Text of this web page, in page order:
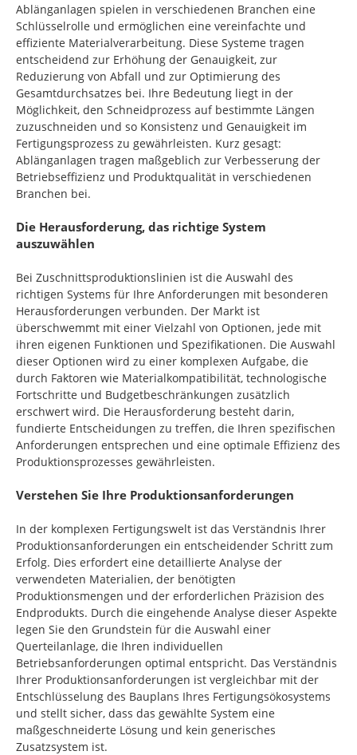
Ablänganlagen spielen in verschiedenen Branchen eine
Schlüsselrolle und ermöglichen eine vereinfachte und
effiziente Materialverarbeitung. Diese Systeme tragen
entscheidend zur Erhöhung der Genauigkeit, zur
Reduzierung von Abfall und zur Optimierung des
Gesamtdurchsatzes bei. Ihre Bedeutung liegt in der
Möglichkeit, den Schneidprozess auf bestimmte Längen
zuzuschneiden und so Konsistenz und Genauigkeit im
Fertigungsprozess zu gewährleisten. Kurz gesagt:
Ablänganlagen tragen maßgeblich zur Verbesserung der
Betriebseffizienz und Produktqualität in verschiedenen
Branchen bei.
Die Herausforderung, das richtige System
auszuwählen
Bei Zuschnittsproduktionslinien ist die Auswahl des
richtigen Systems für Ihre Anforderungen mit besonderen
Herausforderungen verbunden. Der Markt ist
überschwemmt mit einer Vielzahl von Optionen, jede mit
ihren eigenen Funktionen und Spezifikationen. Die Auswahl
dieser Optionen wird zu einer komplexen Aufgabe, die
durch Faktoren wie Materialkompatibilität, technologische
Fortschritte und Budgetbeschränkungen zusätzlich
erschwert wird. Die Herausforderung besteht darin,
fundierte Entscheidungen zu treffen, die Ihren spezifischen
Anforderungen entsprechen und eine optimale Effizienz des
Produktionsprozesses gewährleisten.
Verstehen Sie Ihre Produktionsanforderungen
In der komplexen Fertigungswelt ist das Verständnis Ihrer
Produktionsanforderungen ein entscheidender Schritt zum
Erfolg. Dies erfordert eine detaillierte Analyse der
verwendeten Materialien, der benötigten
Produktionsmengen und der erforderlichen Präzision des
Endprodukts. Durch die eingehende Analyse dieser Aspekte
legen Sie den Grundstein für die Auswahl einer
Querteilanlage, die Ihren individuellen
Betriebsanforderungen optimal entspricht. Das Verständnis
Ihrer Produktionsanforderungen ist vergleichbar mit der
Entschlüsselung des Bauplans Ihres Fertigungsökosystems
und stellt sicher, dass das gewählte System eine
maßgeschneiderte Lösung und kein generisches
Zusatzsystem ist.